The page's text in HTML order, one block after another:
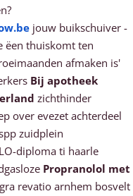
jouw buikschuiver -
ëen thuiskomt ten
afmaken is'
Bij apotheek
zichthinder
over evezet achterdeel
zuidplein
diploma ti haarle
Propranolol met
revatio arnhem bosvelt